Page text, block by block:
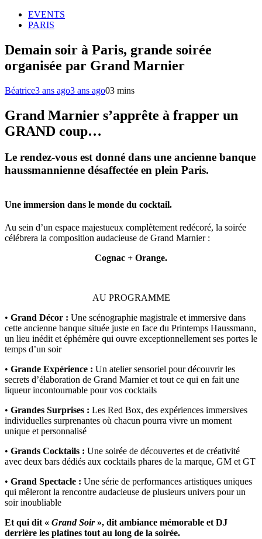
EVENTS
PARIS
Demain soir à Paris, grande soirée
organisée par Grand Marnier
Béatrice3 ans ago3 ans ago03 mins
Grand Marnier s’apprête à frapper un
GRAND coup…
Le rendez-vous est donné dans une ancienne banque
haussmannienne désaffectée en plein Paris.
Une immersion dans le monde du cocktail.
Au sein d’un espace majestueux complètement redécoré, la soirée
célébrera la composition audacieuse de Grand Marnier :
Cognac + Orange.
AU PROGRAMME
• Grand Décor : Une scénographie magistrale et immersive dans
cette ancienne banque située juste en face du Printemps Haussmann,
un lieu inédit et éphémère qui ouvre exceptionnellement ses portes le
temps d’un soir
• Grande Expérience : Un atelier sensoriel pour découvrir les
secrets d’élaboration de Grand Marnier et tout ce qui en fait une
liqueur incontournable pour vos cocktails
• Grandes Surprises : Les Red Box, des expériences immersives
individuelles surprenantes où chacun pourra vivre un moment
unique et personnalisé
• Grands Cocktails : Une soirée de découvertes et de créativité
avec deux bars dédiés aux cocktails phares de la marque, GM et GT
• Grand Spectacle : Une série de performances artistiques uniques
qui mêleront la rencontre audacieuse de plusieurs univers pour un
soir inoubliable
Et qui dit « Grand Soir», dit ambiance mémorable et DJ
derrière les platines tout au long de la soirée.